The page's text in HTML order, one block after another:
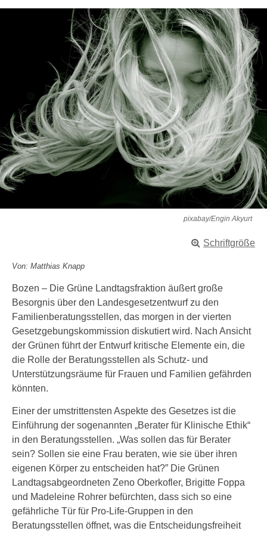
pixabay/Engin Akyurt
Schriftgröße
Von: Matthias Knapp
Bozen – Die Grüne Landtagsfraktion äußert große
Besorgnis über den Landesgesetzentwurf zu den
Familienberatungsstellen, das morgen in der vierten
Gesetzgebungskommission diskutiert wird. Nach Ansicht
der Grünen führt der Entwurf kritische Elemente ein, die
die Rolle der Beratungsstellen als Schutz- und
Unterstützungsräume für Frauen und Familien gefährden
könnten.
Einer der umstrittensten Aspekte des Gesetzes ist die
Einführung der sogenannten „Berater für Klinische Ethik“
in den Beratungsstellen. „Was sollen das für Berater
sein? Sollen sie eine Frau beraten, wie sie über ihren
eigenen Körper zu entscheiden hat?” Die Grünen
Landtagsabgeordneten Zeno Oberkofler, Brigitte Foppa
und Madeleine Rohrer befürchten, dass sich so eine
gefährliche Tür für Pro-Life-Gruppen in den
Beratungsstellen öffnet, was die Entscheidungsfreiheit